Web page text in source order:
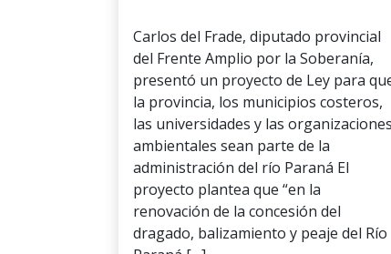
Carlos del Frade, diputado provincial
del Frente Amplio por la Soberanía,
presentó un proyecto de Ley para
la provincia, los municipios costeros,
las universidades y las organizaciones
ambientales sean parte de la
administración del río Paraná El
proyecto plantea que “en la
renovación de la concesión del
dragado, balizamiento y peaje del Río